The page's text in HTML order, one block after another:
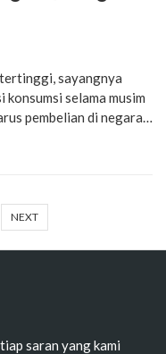
sayangnya
selama musim
pembelian di negara…
NEXT
saran yang kami